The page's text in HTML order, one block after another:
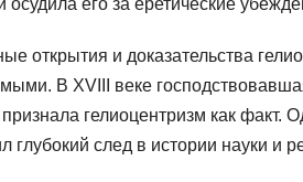
его за еретические
открытия и доказательства
В XVIII веке
гелиоцентризм как факт.
глубокий след в истории науки и